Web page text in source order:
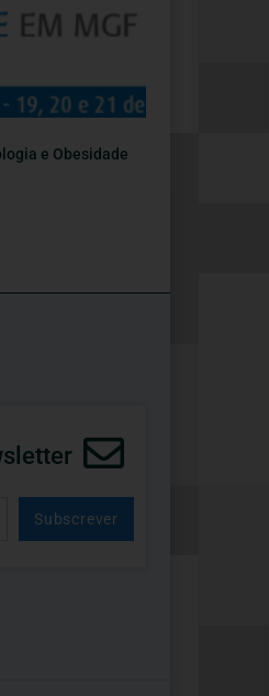
e Obesidade
Subscrever